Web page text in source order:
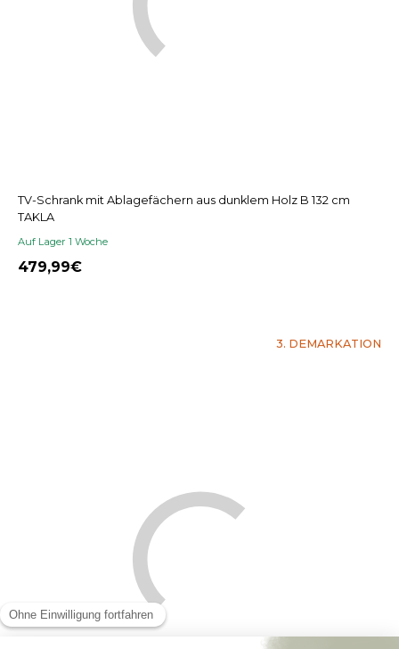
TV-Schrank mit Ablagefächern aus dunklem Holz B 132 cm
TAKLA
Auf Lager 1 Woche
479,99
3. DEMARKATION